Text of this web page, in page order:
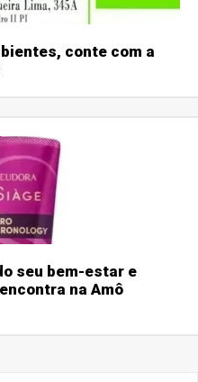
conte com a
seu bem-estar e
na Amô